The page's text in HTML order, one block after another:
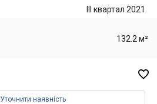
III квартал 2021
132.2 м²

Уточнити наявність